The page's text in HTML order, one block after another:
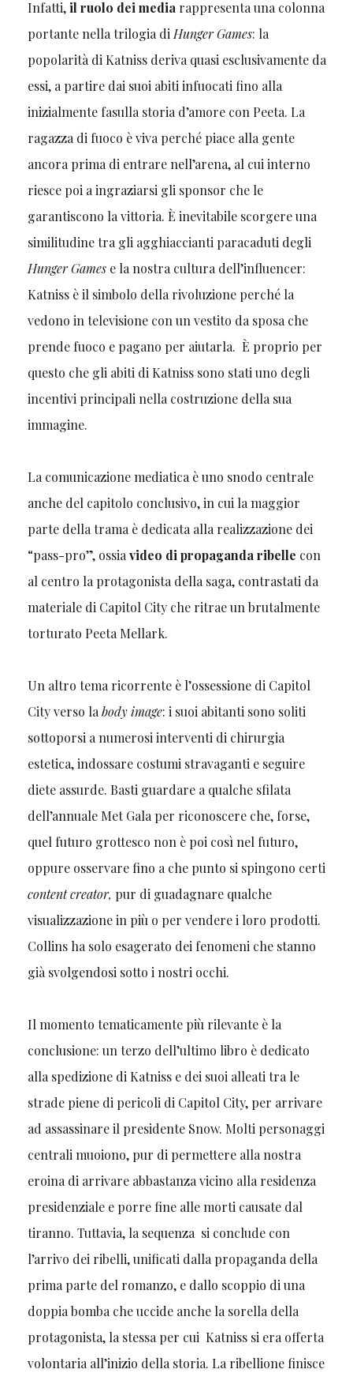
Infatti,il ruolo dei mediarappresenta una colonna
portante nella trilogia diHunger Games: la
popolarità di Katniss deriva quasi esclusivamente da
essi, a partire dai suoi abiti infuocati fino alla
inizialmente fasulla storia d’amore con Peeta. La
ragazza di fuoco è viva perché piace alla gente
ancora prima di entrare nell’arena, al cui interno
riesce poi a ingraziarsi gli sponsor che le
garantiscono la vittoria. È inevitabile scorgere una
similitudine tra gli agghiaccianti paracaduti degli
Hunger Gamese la nostra cultura dell’influencer:
Katniss è il simbolo della rivoluzione perché la
vedono in televisione con un vestito da sposa che
prende fuoco e pagano per aiutarla. È proprio per
questo che gli abiti di Katniss sono stati uno degli
incentivi principali nella costruzione della sua
immagine.
La comunicazione mediatica è uno snodo centrale
anche del capitolo conclusivo, in cui la maggior
parte della trama è dedicata alla realizzazione dei
“pass-pro”, ossiavideo di propaganda ribelle con
al centro la protagonista della saga, contrastati da
materiale di Capitol City che ritrae un brutalmente
torturato Peeta Mellark.
Un altro tema ricorrente è l’ossessione di Capitol
City verso labody image: i suoi abitanti sono soliti
sottoporsi a numerosi interventi di chirurgia
estetica, indossare costumi stravaganti e seguire
diete assurde. Basti guardare a qualche sfilata
dell’annuale Met Gala per riconoscere che, forse,
quel futuro grottesco non è poi così nel futuro,
oppure osservare fino a che punto si spingono certi
content creator, pur di guadagnare qualche
visualizzazione in più o per vendere i loro prodotti.
Collins ha solo esagerato dei fenomeni che stanno
già svolgendosi sotto i nostri occhi.
Il momento tematicamente più rilevante è la
conclusione: un terzo dell’ultimo libro è dedicato
alla spedizione di Katniss e dei suoi alleati tra le
strade piene di pericoli di Capitol City, per arrivare
ad assassinare il presidente Snow. Molti personaggi
centrali muoiono, pur di permettere alla nostra
eroina di arrivare abbastanza vicino alla residenza
presidenziale e porre fine alle morti causate dal
tiranno. Tuttavia, la sequenza si conclude con
l’arrivo dei ribelli, unificati dalla propaganda della
prima parte del romanzo, e dallo scoppio di una
doppia bomba che uccide anche la sorella della
protagonista, la stessa per cui Katniss si era offerta
volontaria all’inizio della storia. La ribellione finisce